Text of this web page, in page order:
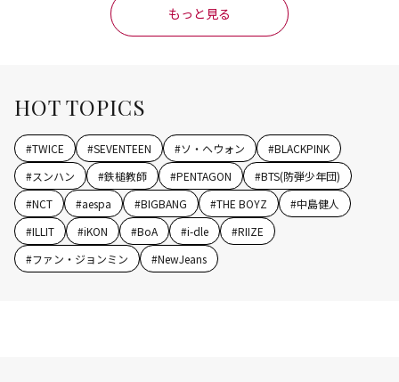
もっと見る
HOT TOPICS
#TWICE #SEVENTEEN #ソ・ヘウォン #BLACKPINK
#スンハン #鉄槌教師 #PENTAGON #BTS(防弾少年団)
#NCT #aespa #BIGBANG #THE BOYZ #中島健人
#ILLIT #iKON #BoA #i-dle #RIIZE
#ファン・ジョンミン #NewJeans